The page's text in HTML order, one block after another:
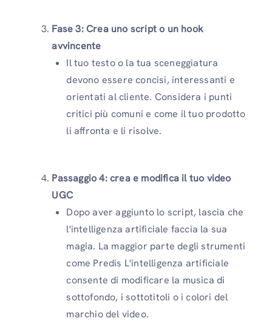
Fase 3: Crea uno script o un hook
avvincente
Il tuo testo o la tua sceneggiatura
devono essere concisi, interessanti e
orientati al cliente. Considera i punti
critici più comuni e come il tuo prodotto
li affronta e li risolve.
Passaggio 4: crea e modifica il tuo video
UGC
Dopo aver aggiunto lo script, lascia che
l'intelligenza artificiale faccia la sua
magia. La maggior parte degli strumenti
come Predis L'intelligenza artificiale
consente di modificare la musica di
sottofondo, i sottotitoli o i colori del
marchio del video.